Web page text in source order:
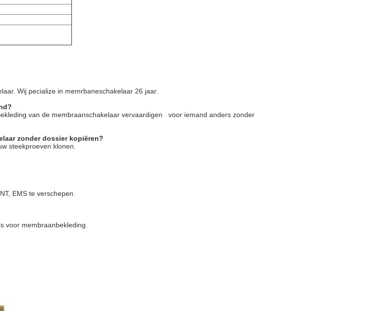
Wij pecialize in memrbaneschakelaar 26 jaar.
van de membraanschakelaar vervaardigen voor iemand anders zonder
zonder dossier kopiëren?
steekproeven klonen.
EMS te verschepen.
voor membraanbekleding.